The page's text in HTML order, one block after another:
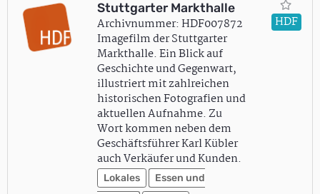
Stuttgarter Markthalle
Archivnummer: HDF007872
Imagefilm der Stuttgarter
Markthalle. Ein Blick auf
Geschichte und Gegenwart,
illustriert mit zahlreichen
historischen Fotografien und
aktuellen Aufnahme. Zu
Wort kommen neben dem
Geschäftsführer Karl Kübler
auch Verkäufer und Kunden.
Lokales
Essen und
HDF